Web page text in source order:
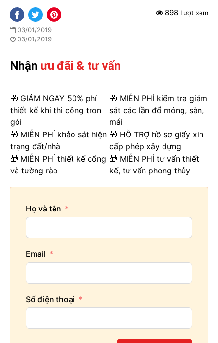
03/01/2019
03/01/2019
898 Lượt xem
Nhận ưu đãi & tư vấn
🎁 GIẢM NGAY 50% phí
thiết kế khi thi công trọn
gói
🎁 MIỄN PHÍ kiểm tra giám
sát các lần đổ móng, sàn,
mái
🎁 MIỄN PHÍ khảo sát hiện
trạng đất/nhà
🎁 HỖ TRỢ hồ sơ giấy xin
cấp phép xây dựng
🎁 MIỄN PHÍ thiết kế cổng
và tường rào
🎁 MIỄN PHÍ tư vấn thiết
kế, tư vấn phong thủy
Họ và tên
Email
Số điện thoại